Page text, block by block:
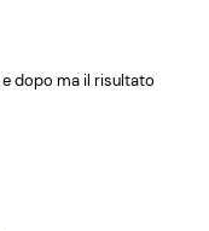
e dopo ma il risultato